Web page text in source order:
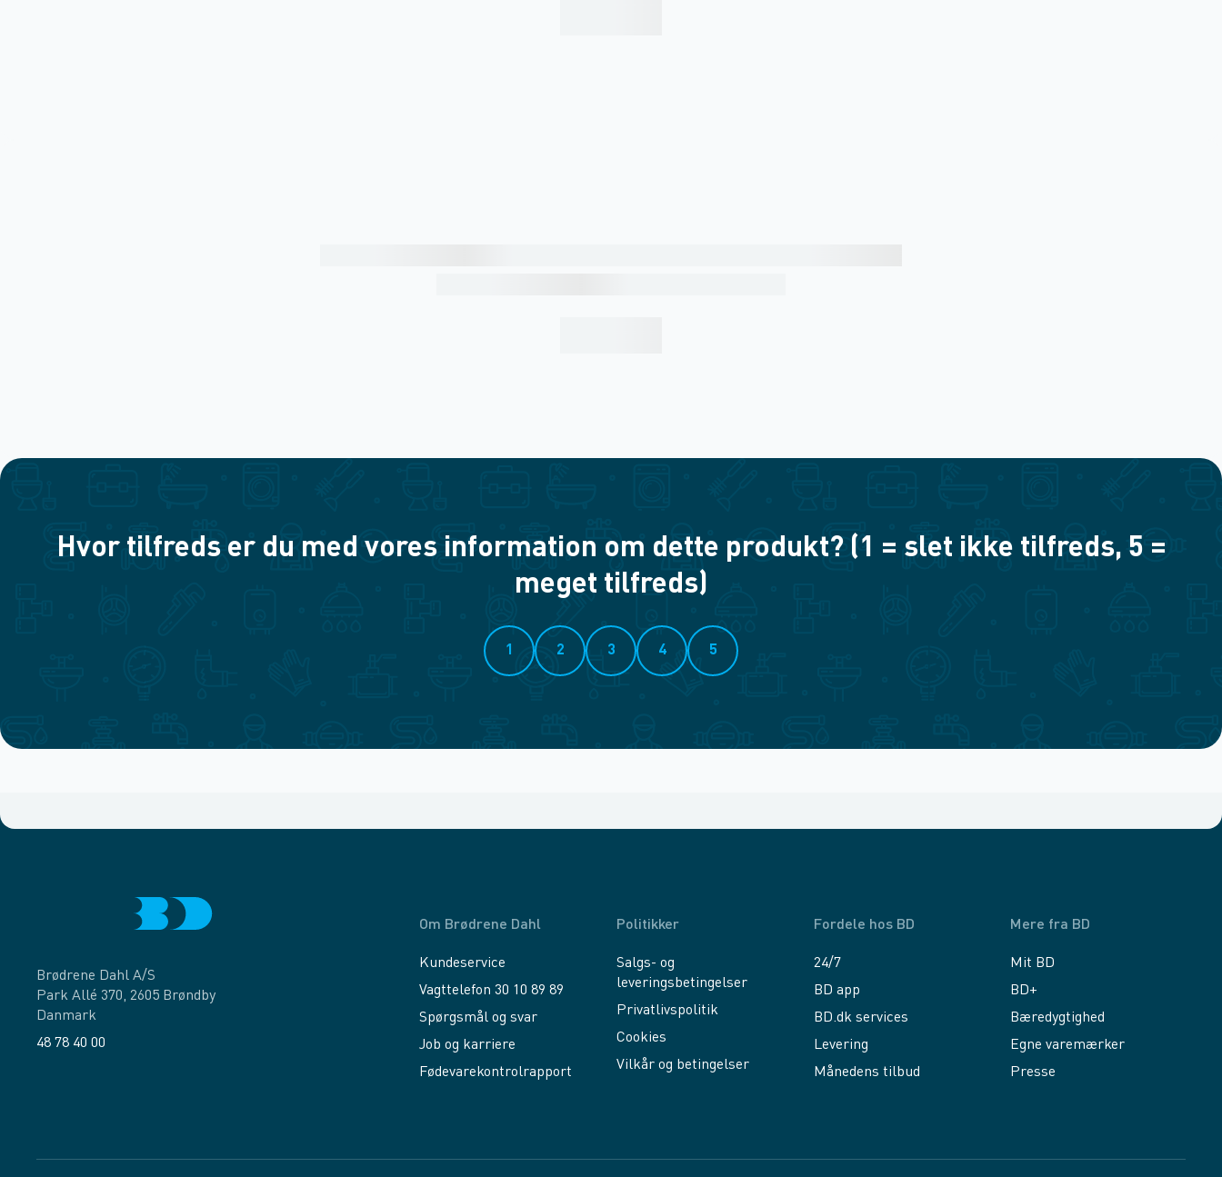
Hvor tilfreds er du med vores information om dette produkt? (1 = slet ikke tilfreds, 5 =
meget tilfreds)
1 2 3 4 5
Brødrene Dahl A/S
Park Allé 370, 2605 Brøndby
Danmark
48 78 40 00
Om Brødrene Dahl
Kundeservice
Vagttelefon 30 10 89 89
Spørgsmål og svar
Job og karriere
Fødevarekontrolrapport
Politikker
Salgs- og
leveringsbetingelser
Privatlivspolitik
Cookies
Vilkår og betingelser
Fordele hos BD
24/7
BD app
BD.dk services
Levering
Månedens tilbud
Mere fra BD
Mit BD
BD+
Bæredygtighed
Egne varemærker
Presse